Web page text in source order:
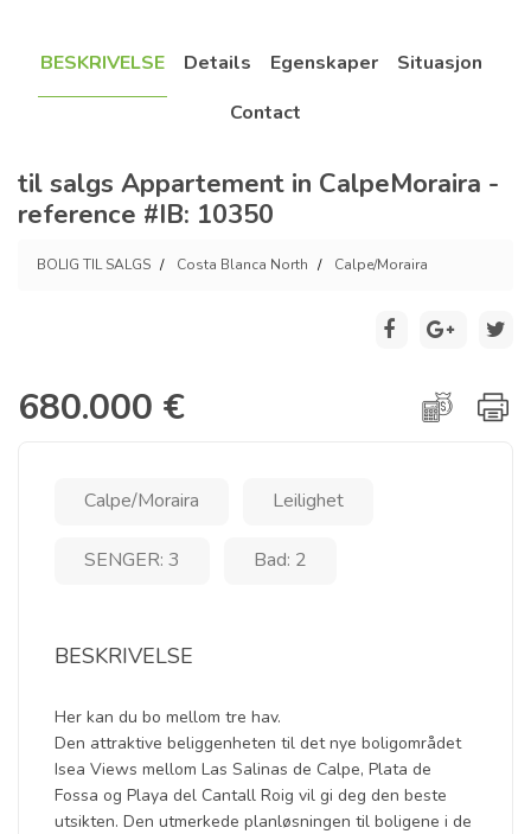
BESKRIVELSE Details Egenskaper
Situasjon
Contact
til salgs Appartement in CalpeMoraira -
reference #IB: 10350
BOLIG TIL SALGS Costa Blanca North Calpe/Moraira
680.000 €
Calpe/Moraira Leilighet
SENGER: 3 Bad: 2
BESKRIVELSE
Her kan du bo mellom tre hav.
Den attraktive beliggenheten til det nye boligområdet
Isea Views mellom Las Salinas de Calpe, Plata de
Fossa og Playa del Cantall Roig vil gi deg den beste
utsikten. Den utmerkede planløsningen til boligene i de